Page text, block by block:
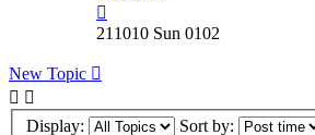
211010 Sun 0102
New Topic
Display: Sort by: